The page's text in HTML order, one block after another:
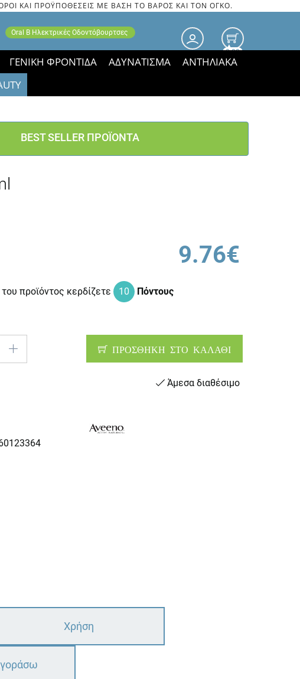
ΚΑΙ ΠΡΟΫΠΟΘΕΣΕΙΣ ΜΕ ΒΑΣΗ ΤΟ ΒΑΡΟΣ ΚΑΙ ΤΟΝ ΟΓΚΟ.
Oral B Ηλεκτρικές Οδοντόβουρτσες
0.00
ΓΕΝΙΚΗ ΦΡΟΝΤΙΔΑ ΑΔΥΝΑΤΙΣΜΑ
ΑΝΤΗΛΙΑΚΑ
μας τιμές ΠΑΡΑΜΕΝΟΥΝ!
BEST SELLER ΠΡΟΪΟΝΤΑ
9.76€
προϊόντος κερδίζετε 10 Πόντους
ΠΡΟΣΘΗΚΗ ΣΤΟ ΚΑΛΑΘΙ
Άμεσα διαθέσιμο
Χρήση